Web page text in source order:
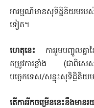
អារម្មណ៍មានសុទិដ្ឋិនិយមរ
ទៀត។
ហេតុនេះ ការរួមបញ្ចូលគ្ន
តម្រូវការខ្លាំង (ជាពិស
បច្ចេកទេស/សន្ទុះសុទិដ្ឋិនិយ
តើការរីកចម្រើននេះនឹងមាន